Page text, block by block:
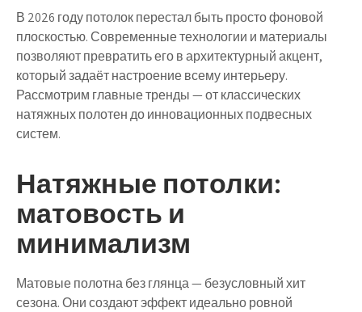
В 2026 году потолок перестал быть просто фоновой
плоскостью. Современные технологии и материалы
позволяют превратить его в архитектурный акцент,
который задаёт настроение всему интерьеру.
Рассмотрим главные тренды — от классических
натяжных полотен до инновационных подвесных
систем.
Натяжные потолки:
матовость и
минимализм
Матовые полотна без глянца — безусловный хит
сезона. Они создают эффект идеально ровной